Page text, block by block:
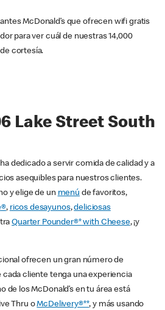
McDonald’s que ofrecen wifi gratis
para ver cuál de nuestras 14,000
cortesía.
Lake Street South
ha dedicado a servir comida de calidad y a
asequibles para nuestros clientes.
y elige de un menú de favoritos,
, ricos desayunos,deliciosas
Quarter Pounder®* with Cheese, ¡y
ofrecen un gran número de
cada cliente tenga una experiencia
de los McDonald’s en tu área está
Thru oMcDelivery®**, y más usando